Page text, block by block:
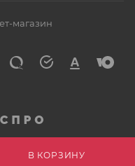
В КОРЗИНУ
магазин